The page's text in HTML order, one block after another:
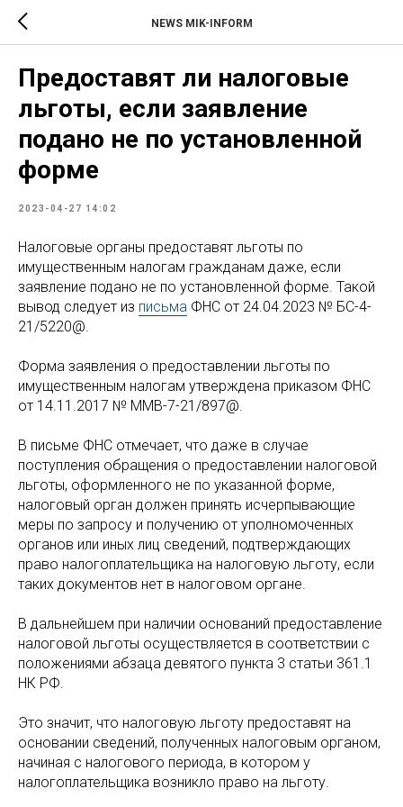
NEWS MIK-INFORM
Предоставят ли налоговые
льготы, если заявление
подано не по установленной
форме
2023-04-27 14:02
Налоговые органы предоставят льготы по
имущественным налогам гражданам даже, если
заявление подано не по установленной форме. Такой
вывод следует из письма ФНС от 24.04.2023 № БС-4-
21/5220@.
Форма заявления о предоставлении льготы по
имущественным налогам утверждена приказом ФНС
от 14.11.2017 № ММВ-7-21/897@.
В письме ФНС отмечает, что даже в случае
поступления обращения о предоставлении налоговой
льготы, оформленного не по указанной форме,
налоговый орган должен принять исчерпывающие
меры по запросу и получению от уполномоченных
органов или иных лиц сведений, подтверждающих
право налогоплательщика на налоговую льготу, если
таких документов нет в налоговом органе.
В дальнейшем при наличии оснований предоставление
налоговой льготы осуществляется в соответствии с
положениями абзаца девятого пункта 3 статьи 361.1
НК РФ.
Это значит, что налоговую льготу предоставят на
основании сведений, полученных налоговым органом,
начиная с налогового периода, в котором у
налогоплательщика возникло право на льготу.